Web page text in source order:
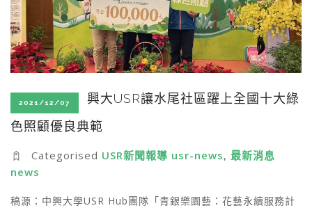
2021/12/07
興大USR讓水尾社區躍上全國十大綠
色照顧優良典範
Categorised USR新聞報導 usr-news, 最新消息
news
稿源：中興大學USR Hub團隊「青銀樂園藝：花藝永續服務計